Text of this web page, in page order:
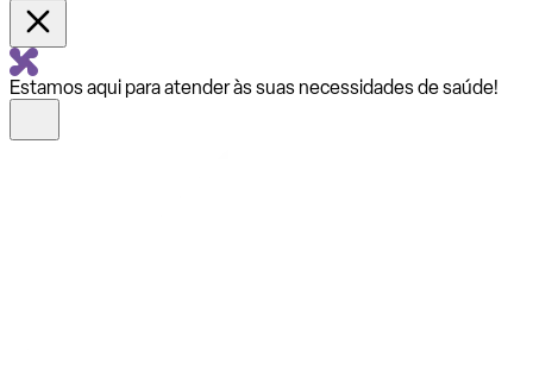
Estamos aqui para atender às suas necessidades de saúde!